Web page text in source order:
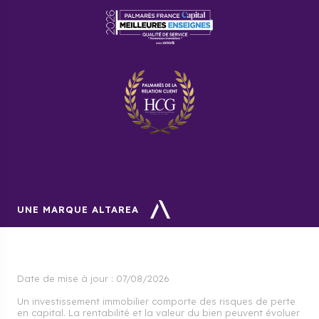
UNE MARQUE ALTAREA
Date de mise à jour : 07/08/2026
Un investissement immobilier comporte des risques de perte
en capital. La rentabilité et la valeur du bien peuvent évoluer